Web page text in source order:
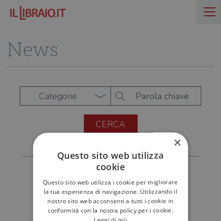
News
Categorie
×
Questo sito web utilizza
cookie
Questo sito web utilizza i cookie per migliorare
la tua esperienza di navigazione. Utilizzando il
nostro sito web acconsenti a tutti i cookie in
conformità con la nostra policy per i cookie.